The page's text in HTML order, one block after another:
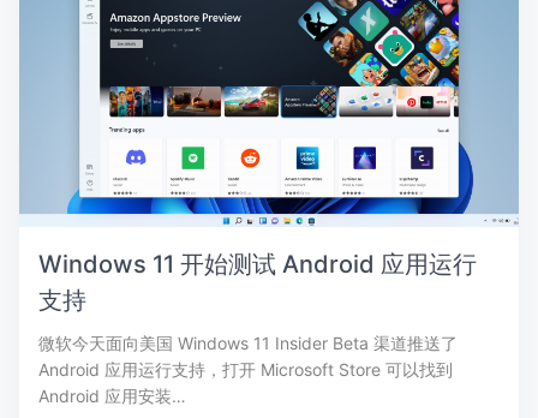
Windows 11 开始测试 Android 应用运行
支持
微软今天面向美国 Windows 11 Insider Beta 渠道推送了
Android 应用运行支持，打开 Microsoft Store 可以找到
Android 应用安装…